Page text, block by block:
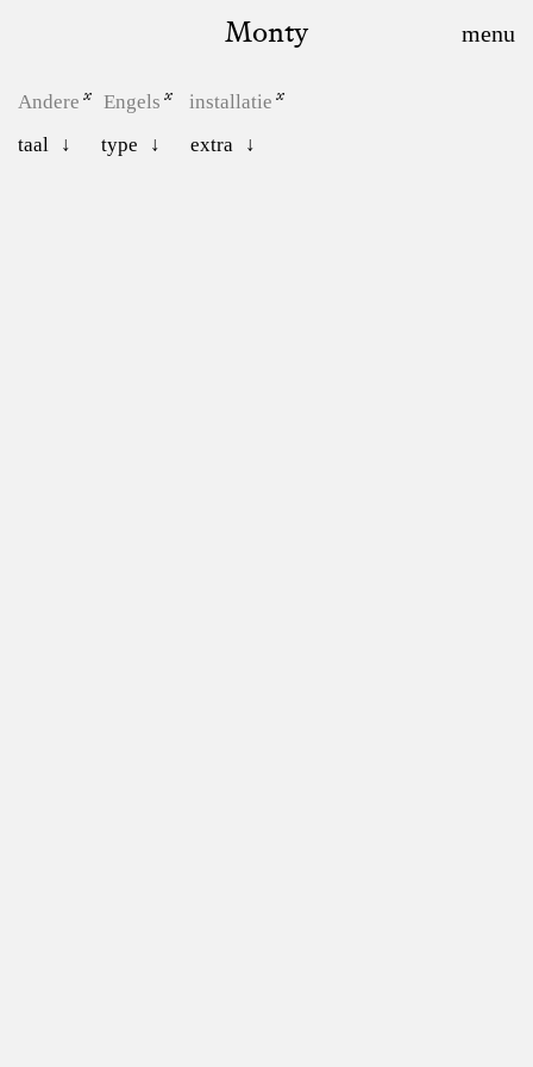
Monty
Andere Engels
installatie
taal
type extra